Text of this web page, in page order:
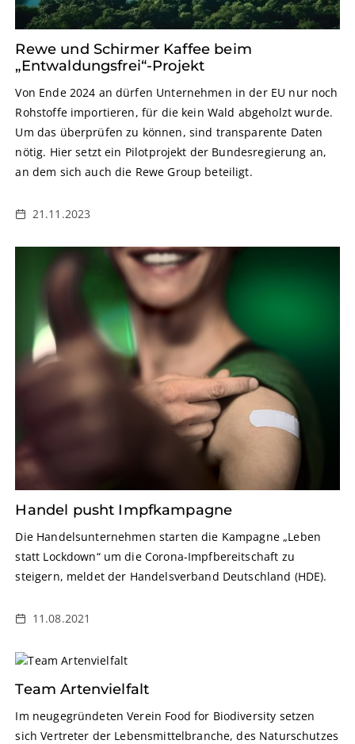
Rewe und Schirmer Kaffee beim
„Entwaldungsfrei“-Projekt
Von Ende 2024 an dürfen Unternehmen in der EU nur noch
Rohstoffe importieren, für die kein Wald abgeholzt wurde.
Um das überprüfen zu können, sind transparente Daten
nötig. Hier setzt ein Pilotprojekt der Bundesregierung an,
an dem sich auch die Rewe Group beteiligt.
21.11.2023
Handel pusht Impfkampagne
Die Handelsunternehmen starten die Kampagne „Leben
statt Lockdown“ um die Corona-Impfbereitschaft zu
steigern, meldet der Handelsverband Deutschland (HDE).
11.08.2021
Team Artenvielfalt
Im neugegründeten Verein Food for Biodiversity setzen
sich Vertreter der Lebensmittelbranche, des Naturschutzes